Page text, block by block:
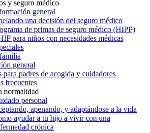
y seguro médico
general
una decisión del seguro médico
de primas de seguro médico (HIPP)
para niños con necesidades médicas
general
para padres de acogida y cuidadores
frecuentes
normalidad
personal
apenando, y adaptándose a la vida
ayudar a tu hijo a vivir con una
crónica